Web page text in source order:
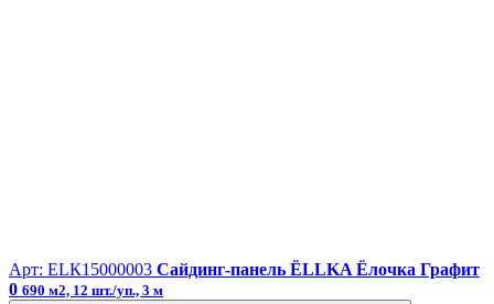
Арт: ЕLК15000003 Сайдинг-панель ЁLLKA Ёлочка Графит
0 690 м2, 12 шт./уп., 3 м